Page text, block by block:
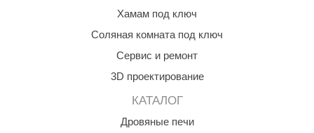
Хамам под ключ
Соляная комната под ключ
Сервис и ремонт
3D проектирование
КАТАЛОГ
Дровяные печи